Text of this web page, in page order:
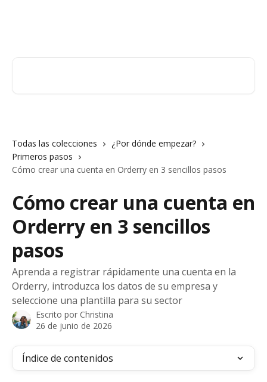
Todas las colecciones
¿Por dónde empezar?
Primeros pasos
Cómo crear una cuenta en Orderry en 3 sencillos pasos
Cómo crear una cuenta en
Orderry en 3 sencillos
pasos
Aprenda a registrar rápidamente una cuenta en la
Orderry, introduzca los datos de su empresa y
seleccione una plantilla para su sector
Escrito por Christina
26 de junio de 2026
Índice de contenidos